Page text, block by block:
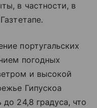
в частности, в
португальских
погодных
и высокой
Гипускоа
24,8 градуса, что